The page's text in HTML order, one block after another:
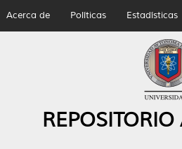
Acerca de Políticas Estadísticas